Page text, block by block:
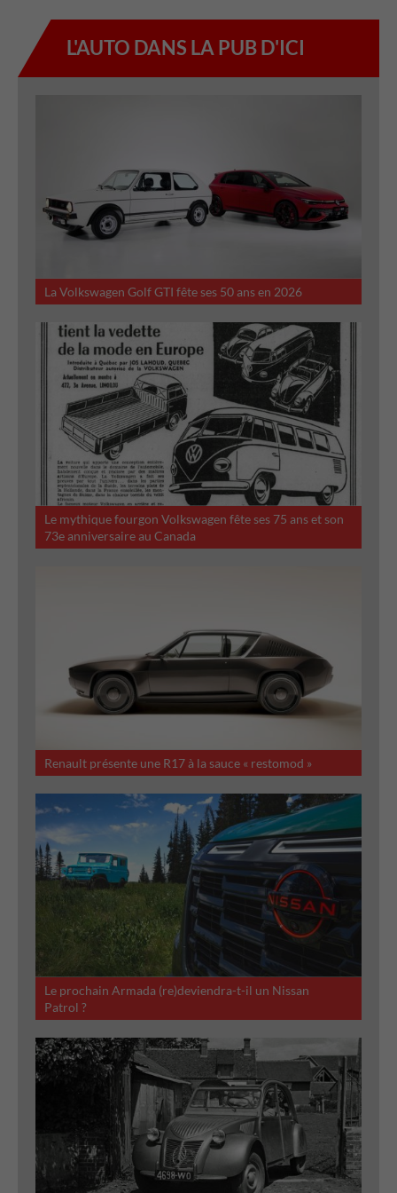
L'AUTO DANS LA PUB D'ICI
La Volkswagen Golf GTI fête ses 50 ans en 2026
Le mythique fourgon Volkswagen fête ses 75 ans et son
73e anniversaire au Canada
Renault présente une R17 à la sauce « restomod »
Le prochain Armada (re)deviendra-t-il un Nissan
Patrol ?